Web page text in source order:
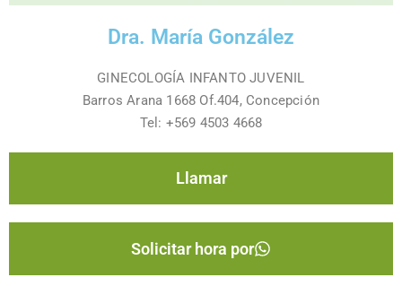
Dra. María González
GINECOLOGÍA INFANTO JUVENIL
Barros Arana 1668 Of.404, Concepción
Tel: +569 4503 4668
Llamar
Solicitar hora por